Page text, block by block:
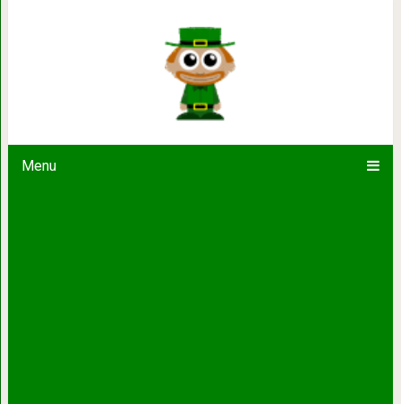
Menu
Идеальные домашние растения,